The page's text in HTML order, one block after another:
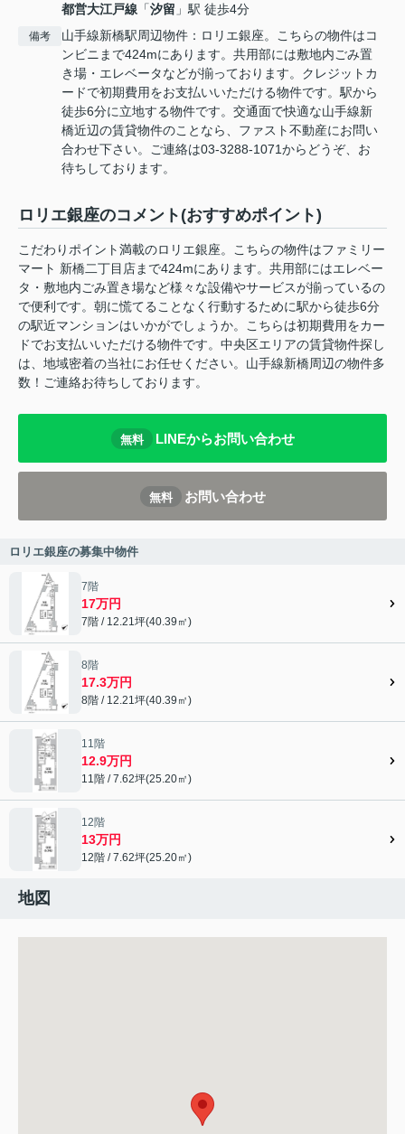
都営大江戸線 「汐留 」駅 徒歩4分
備考
山手線新橋駅周辺物件：ロリエ銀座。こちらの物件はコ
ンビニまで424mにあります。共用部には敷地内ごみ置
き場・エレベータなどが揃っております。クレジットカ
ードで初期費用をお支払いいただける物件です。駅から
徒歩6分に立地する物件です。交通面で快適な山手線新
橋近辺の賃貸物件のことなら、ファスト不動産にお問い
合わせ下さい。ご連絡は03-3288-1071からどうぞ、お
待ちしております。
ロリエ銀座のコメント(おすすめポイント)
こだわりポイント満載のロリエ銀座。こちらの物件はファミリー
マート 新橋二丁目店まで424mにあります。共用部にはエレベー
タ・敷地内ごみ置き場など様々な設備やサービスが揃っているの
で便利です。朝に慌てることなく行動するために駅から徒歩6分
の駅近マンションはいかがでしょうか。こちらは初期費用をカー
ドでお支払いいただける物件です。中央区エリアの賃貸物件探し
は、地域密着の当社にお任せください。山手線新橋周辺の物件多
数！ご連絡お待ちしております。
無料 LINEからお問い合わせ
無料 お問い合わせ
ロリエ銀座の募集中物件
7階
17万円
7階 / 12.21坪(40.39㎡)
8階
17.3万円
8階 / 12.21坪(40.39㎡)
11階
12.9万円
11階 / 7.62坪(25.20㎡)
12階
13万円
12階 / 7.62坪(25.20㎡)
地図